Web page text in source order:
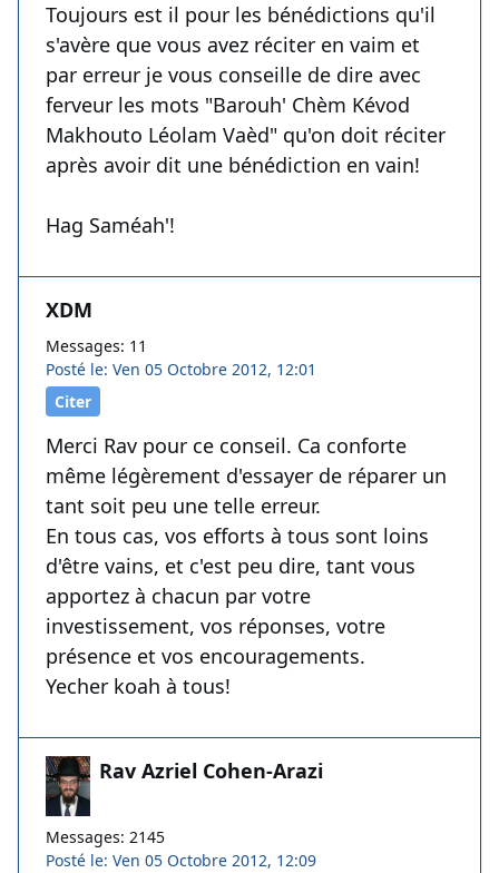
Toujours est il pour les bénédictions qu'il
s'avère que vous avez réciter en vaim et
par erreur je vous conseille de dire avec
ferveur les mots "Barouh' Chèm Kévod
Makhouto Léolam Vaèd" qu'on doit réciter
après avoir dit une bénédiction en vain!
Hag Saméah'!
XDM
Messages: 11
Posté le: Ven 05 Octobre 2012, 12:01
Citer
Merci Rav pour ce conseil. Ca conforte
même légèrement d'essayer de réparer un
tant soit peu une telle erreur.
En tous cas, vos efforts à tous sont loins
d'être vains, et c'est peu dire, tant vous
apportez à chacun par votre
investissement, vos réponses, votre
présence et vos encouragements.
Yecher koah à tous!
Rav Azriel Cohen-Arazi
Messages: 2145
Posté le: Ven 05 Octobre 2012, 12:09